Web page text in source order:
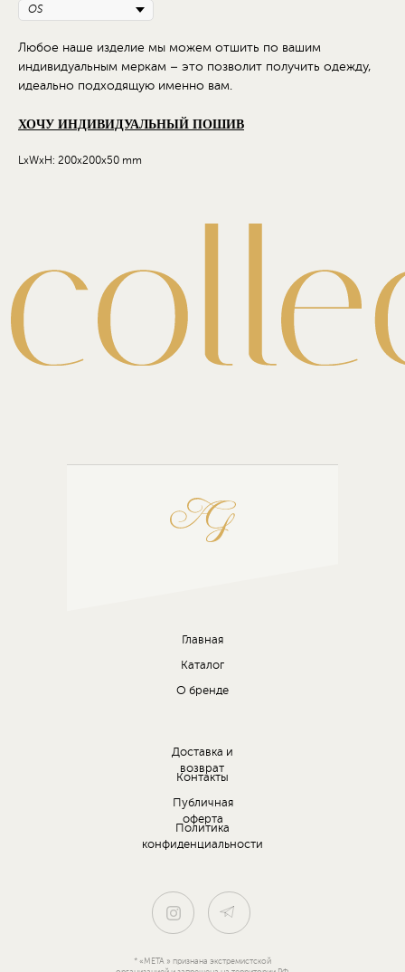
Любое наше изделие мы можем отшить по вашим
индивидуальным меркам – это позволит получить одежду,
идеально подходящую именно вам.
ХОЧУ ИНДИВИДУАЛЬНЫЙ ПОШИВ
LxWxH: 200x200x50 mm
Каталог
О бренде
Доставка и
возврат
Контакты
Публичная
оферта
Политика
конфиденциальности
* «META » признана экстремистской
Главная